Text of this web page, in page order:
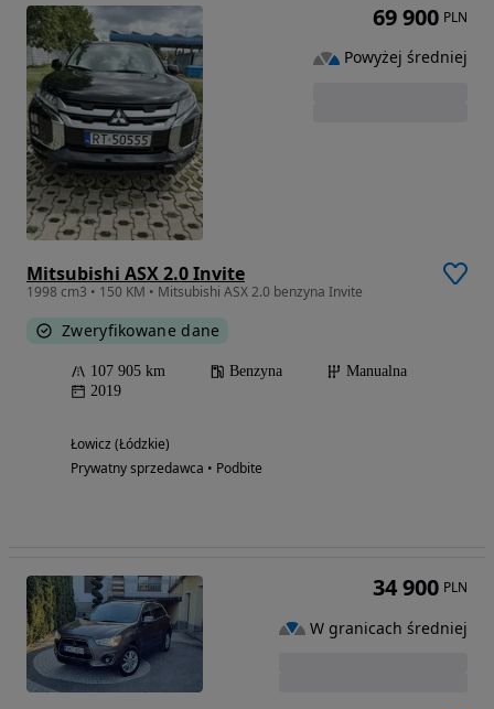
Mitsubishi ASX 2.0 Invite
1998 cm3 • 150 KM • Mitsubishi ASX 2.0 benzyna Invite
Zweryfikowane dane
107 905 km Benzyna
Manualna
2019
Łowicz (Łódzkie)
Prywatny sprzedawca • Podbite
69 900 PLN
Powyżej średniej
34 900 PLN
W granicach średniej